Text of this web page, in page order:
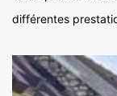
différentes